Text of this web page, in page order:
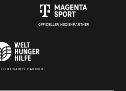
OFFIZIELLER MEDIENPARTNER
CHARITY-PARTNER